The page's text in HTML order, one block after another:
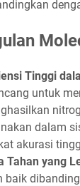
Tinggi
untuk
dalam
akurasi
Tahan yang
baik